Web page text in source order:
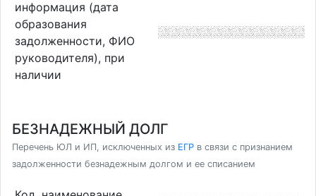
информация (дата
образования
задолженности, ФИО
руководителя), при
наличии
БЕЗНАДЕЖНЫЙ ДОЛГ
Перечень ЮЛ и ИП, исключенных из ЕГР в связи с признанием
задолженности безнадежным долгом и ее списанием